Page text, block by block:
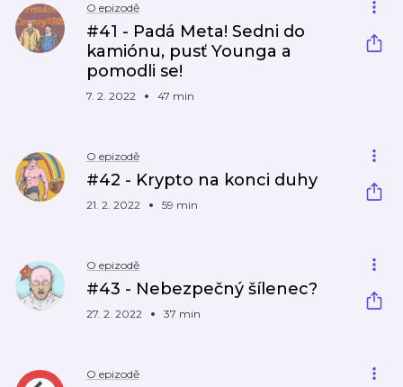
O epizodě
#41 - Padá Meta! Sedni do
kamiónu, pusť Younga a
pomodli se!
7. 2. 2022 47 min
O epizodě
#42 - Krypto na konci duhy
21. 2. 2022 59 min
O epizodě
#43 - Nebezpečný šílenec?
27. 2. 2022 37 min
O epizodě